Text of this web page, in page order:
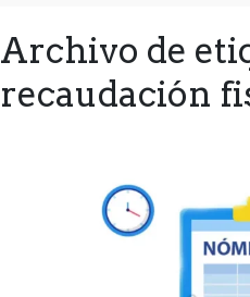
Archivo de
recaudación